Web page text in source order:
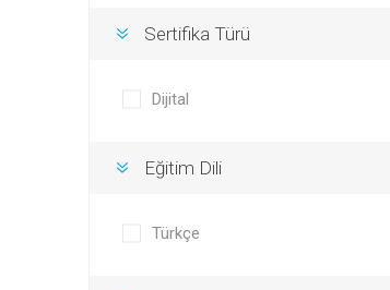
Sertifika Türü
Dijital
Eğitim Dili
Türkçe